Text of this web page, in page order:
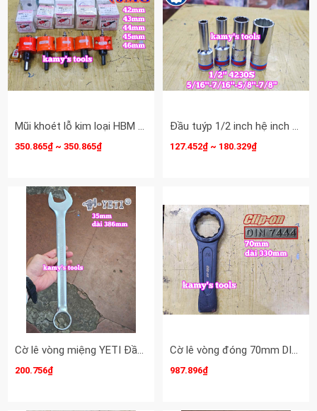
Mũi khoét lỗ kim loại HBM JMG 42mn 43mm 44mm 45mm 46mm HBM-42 HBM-43 HBM-44 HBM-45 HBM-46
350.865₫ ~ 350.865₫
Đầu tuýp 1/2 inch hệ inch trắng dài 12 cạnh Kingtony 5/16 7/16 5/8 7/8 inch 423010S 423014S 423020S 423028S
127.452₫ ~ 180.329₫
Cờ lê vòng miệng YETI Đầu Búa 35mm dài 386mm YETI-32035H
200.756₫
Cờ lê vòng đóng 70mm DIN7444 Clip-On CLO-22070
987.896₫